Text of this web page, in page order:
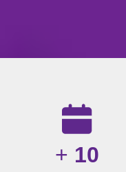
Resultados da nossa
+ 10